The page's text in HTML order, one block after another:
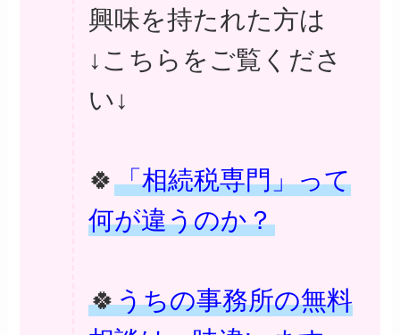
興味を持たれた方は
↓こちらをご覧くださ
い↓
🍀 「相続税専門」って
何が違うのか？
🍀うちの事務所の無料